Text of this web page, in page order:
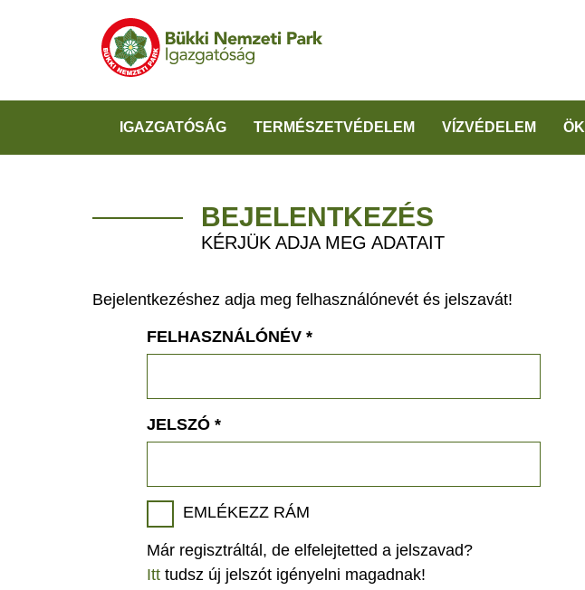
IGAZGATÓSÁG TERMÉSZETVÉDELEM VÍZVÉDELEM
BEJELENTKEZÉS
KÉRJÜK ADJA MEG ADATAIT
Bejelentkezéshez adja meg felhasználónevét és jelszavát!
FELHASZNÁLÓNÉV *
JELSZÓ *
EMLÉKEZZ RÁM
Már regisztráltál, de elfelejtetted a jelszavad?
Itt tudsz új jelszót igényelni magadnak!